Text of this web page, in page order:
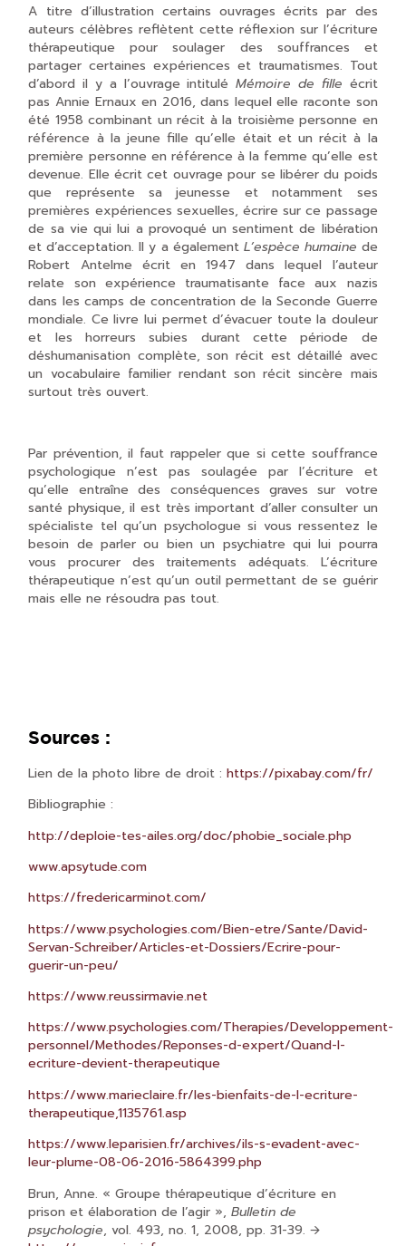
A titre d’illustration certains ouvrages écrits par des
auteurs célèbres reflètent cette réflexion sur l’écriture
thérapeutique pour soulager des souffrances et
partager certaines expériences et traumatismes. Tout
d’abord il y a l’ouvrage intituléMémoire de fille écrit
pas Annie Ernaux en 2016, dans lequel elle raconte son
été 1958 combinant un récit à la troisième personne en
référence à la jeune fille qu’elle était et un récit à la
première personne en référence à la femme qu’elle est
devenue. Elle écrit cet ouvrage pour se libérer du poids
que représente sa jeunesse et notamment ses
premières expériences sexuelles, écrire sur ce passage
de sa vie qui lui a provoqué un sentiment de libération
et d’acceptation. Il y a également L’espèce humaine de
Robert Antelme écrit en 1947 dans lequel l’auteur
relate son expérience traumatisante face aux nazis
dans les camps de concentration de la Seconde Guerre
mondiale. Ce livre lui permet d’évacuer toute la douleur
et les horreurs subies durant cette période de
déshumanisation complète, son récit est détaillé avec
un vocabulaire familier rendant son récit sincère mais
surtout très ouvert.
Par prévention, il faut rappeler que si cette souffrance
psychologique n’est pas soulagée par l’écriture et
qu’elle entraîne des conséquences graves sur votre
santé physique, il est très important d’aller consulter un
spécialiste tel qu’un psychologue si vous ressentez le
besoin de parler ou bien un psychiatre qui lui pourra
vous procurer des traitements adéquats. L’écriture
thérapeutique n’est qu’un outil permettant de se guérir
mais elle ne résoudra pas tout.
Sources :
Lien de la photo libre de droit :https://pixabay.com/fr/
Bibliographie :
http://deploie-tes-ailes.org/doc/phobie_sociale.php
www.apsytude.com
https://fredericarminot.com/
https://www.psychologies.com/Bien-etre/Sante/David-
Servan-Schreiber/Articles-et-Dossiers/Ecrire-pour-
guerir-un-peu/
https://www.reussirmavie.net
https://www.psychologies.com/Therapies/Developpement-
personnel/Methodes/Reponses-d-expert/Quand-l-
ecriture-devient-therapeutique
https://www.marieclaire.fr/les-bienfaits-de-l-ecriture-
therapeutique,1135761.asp
https://www.leparisien.fr/archives/ils-s-evadent-avec-
leur-plume-08-06-2016-5864399.php
Brun, Anne. « Groupe thérapeutique d’écriture en
prison et élaboration de l’agir »,Bulletin de
psychologie, vol. 493, no. 1, 2008, pp. 31-39. 🡪